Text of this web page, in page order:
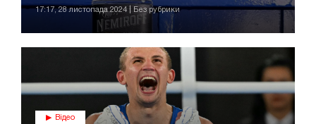
17:17, 28 листопада 2024 | Без рубрики
Відео